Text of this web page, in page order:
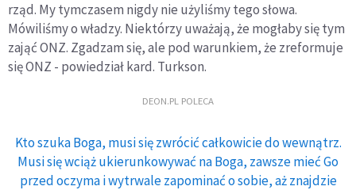
rząd. My tymczasem nigdy nie użyliśmy tego słowa.
Mówiliśmy o władzy. Niektórzy uważają, że mogłaby się tym
zająć ONZ. Zgadzam się, ale pod warunkiem, że zreformuje
się ONZ - powiedział kard. Turkson.
DEON.PL POLECA
Kto szuka Boga, musi się zwrócić całkowicie do wewnątrz.
Musi się wciąż ukierunkowywać na Boga, zawsze mieć Go
przed oczyma i wytrwale zapominać o sobie, aż znajdzie